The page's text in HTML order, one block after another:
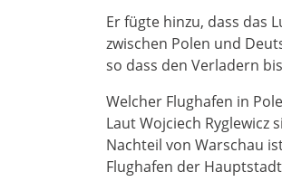
Er fügte hinzu, dass das
zwischen Polen und
so dass den Verladern
Welcher Flughafen in
Laut Wojciech Ryglewicz
Nachteil von Warschau
Flughafen der